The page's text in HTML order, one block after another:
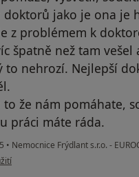
doktorů jako je ona je
z problémem k
špatně než tam vešel
to nehrozí. Nejlepší
to že nám pomáhate,
práci máte ráda.
• Nemocnice Frýdlant s.r.o. -
Tessy